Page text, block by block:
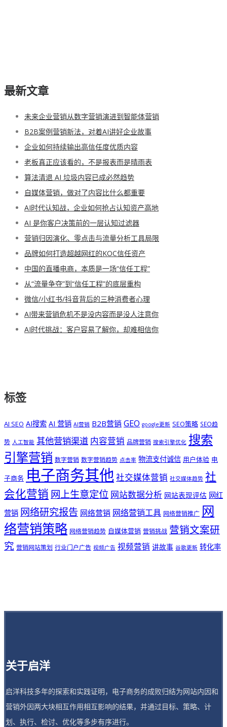
最新文章
未来企业营销从数字营销演进到智能体营销
B2B案例营销新法，对着AI讲好企业故事
企业如何持续输出高信任度优质内容
老板真正应该看的，不是报表而是晴雨表
算法清退 AI 垃圾内容已成必然趋势
自媒体营销，做对了内容比什么都重要
AI时代认知战，企业如何抢占认知资产高地
AI 是你客户决策前的一层认知过滤器
营销归因演化、零点击与流量分析工具局限
品牌如何打造超越网红的KOC信任资产
中国的直播电商，本质是一场“信任工程”
从“流量争夺”到“信任工程”的底层重构
微信/小红书/抖音背后的三种消费者心理
AI带来营销危机不是没内容而是没人注意你
AI时代挑战：客户容易了解你，却难相信你
标签
AI SEO AI搜索 AI 营销 AI营销 B2B营销 GEO google更新 SEO策略 SEO趋
势 人工智能 其他营销渠道 内容营销 品牌营销 搜索引擎优化 搜索
引擎营销 数字营销 数字营销趋势 点击率 物流支付诚信 用户体验 电
子商务 电子商务其他社交媒体营销 社交媒体趋势 社
会化营销 网上生意定位 网站数据分析 网站表现评估 网红
营销 网络研究报告 网络营销 网络营销工具 网络营销推广 网
络营销策略 网络营销趋势 自媒体营销 营销挑战 营销文案研
究 营销网站策划 行业门户广告 视频广告 视频营销 讲故事 谷歌更新 转化率
关于启洋
启洋科技多年的探索和实践证明，电子商务的成败归结为网站内因和
营销外因两大块相互作用相互影响的结果，并通过目标、策略、计
划、执行、检讨、优化等多步有序进行。